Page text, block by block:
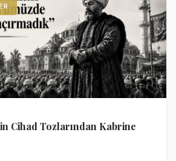
Cihad Tozlarından Kabrine